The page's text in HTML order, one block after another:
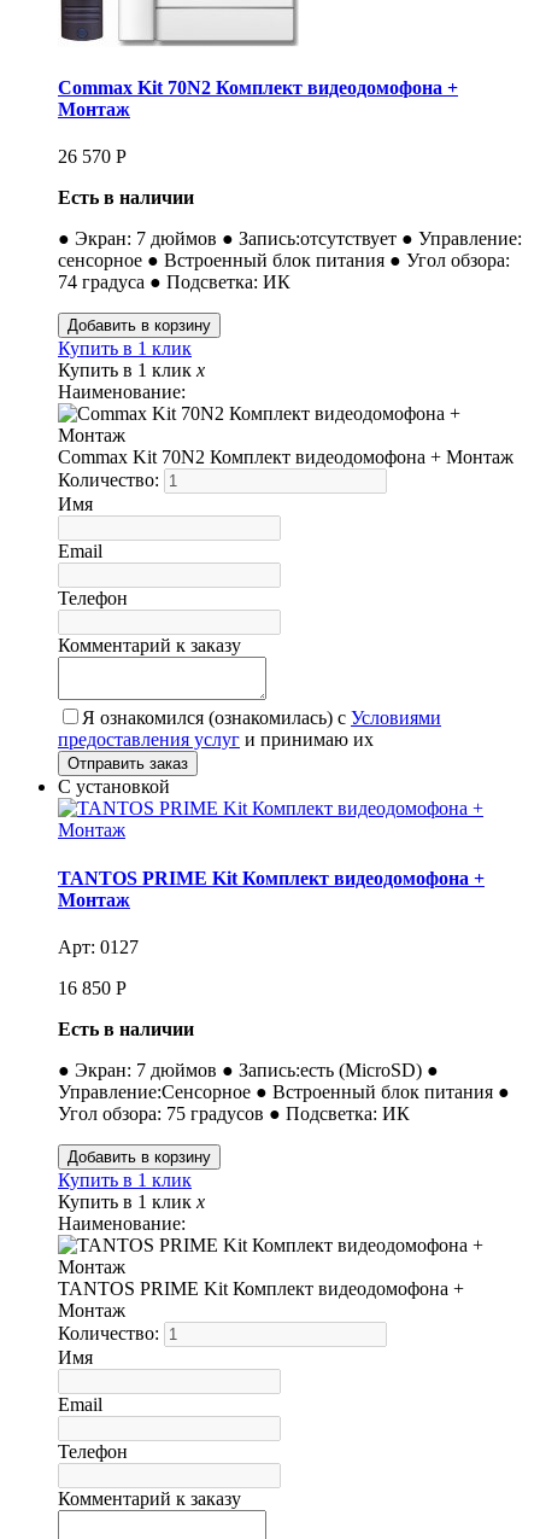
Commax Kit 70N2 Комплект видеодомофона +
Монтаж
26 570 Р
Есть в наличии
● Экран: 7 дюймов ● Запись:отсутствует ● Управление:
сенсорное ● Встроенный блок питания ● Угол обзора:
74 градуса ● Подсветка: ИК
Купить в 1 клик
Купить в 1 клик x
Наименование:
Commax Kit 70N2 Комплект видеодомофона + Монтаж
Количество:
Имя
Email
Телефон
Комментарий к заказу
Я ознакомился (ознакомилась) с Условиями
предоставления услуг и принимаю их
С установкой
TANTOS PRIME Kit Комплект видеодомофона +
Монтаж
Арт: 0127
16 850 Р
Есть в наличии
● Экран: 7 дюймов ● Запись:есть (MicroSD) ●
Управление:Сенсорное ● Встроенный блок питания ●
Угол обзора: 75 градусов ● Подсветка: ИК
Купить в 1 клик
Купить в 1 клик x
Наименование:
TANTOS PRIME Kit Комплект видеодомофона +
Монтаж
Количество:
Имя
Email
Телефон
Комментарий к заказу